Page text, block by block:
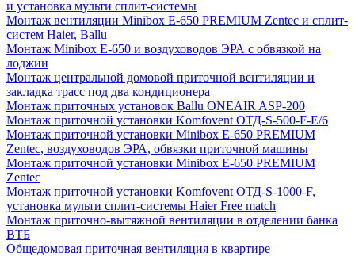
и установка мульти сплит-системы
Монтаж вентиляции Minibox E-650 PREMIUM Zentec и сплит-
систем Haier, Ballu
Монтаж Minibox E-650 и воздуховодов ЭРА с обвязкой на
лоджии
Монтаж центральной домовой приточной вентиляции и
закладка трасс под два кондиционера
Монтаж приточных установок Ballu ONEAIR ASP-200
Монтаж приточной установки Komfovent ОТД-S-500-F-E/6
Монтаж приточной установки Minibox E-650 PREMIUM
Zentec, воздуховодов ЭРА, обвязки приточной машины
Монтаж приточной установки Minibox E-650 PREMIUM
Zentec
Монтаж приточной установки Komfovent ОТД-S-1000-F,
установка мульти сплит-системы Haier Free match
Монтаж приточно-вытяжной вентиляции в отделении банка
ВТБ
Общедомовая приточная вентиляция в квартире